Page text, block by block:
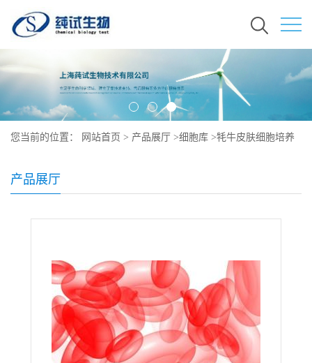
您当前的位置： 网站首页 > 产品展厅 >细胞库 >牦牛皮肤细胞培养
产品展厅